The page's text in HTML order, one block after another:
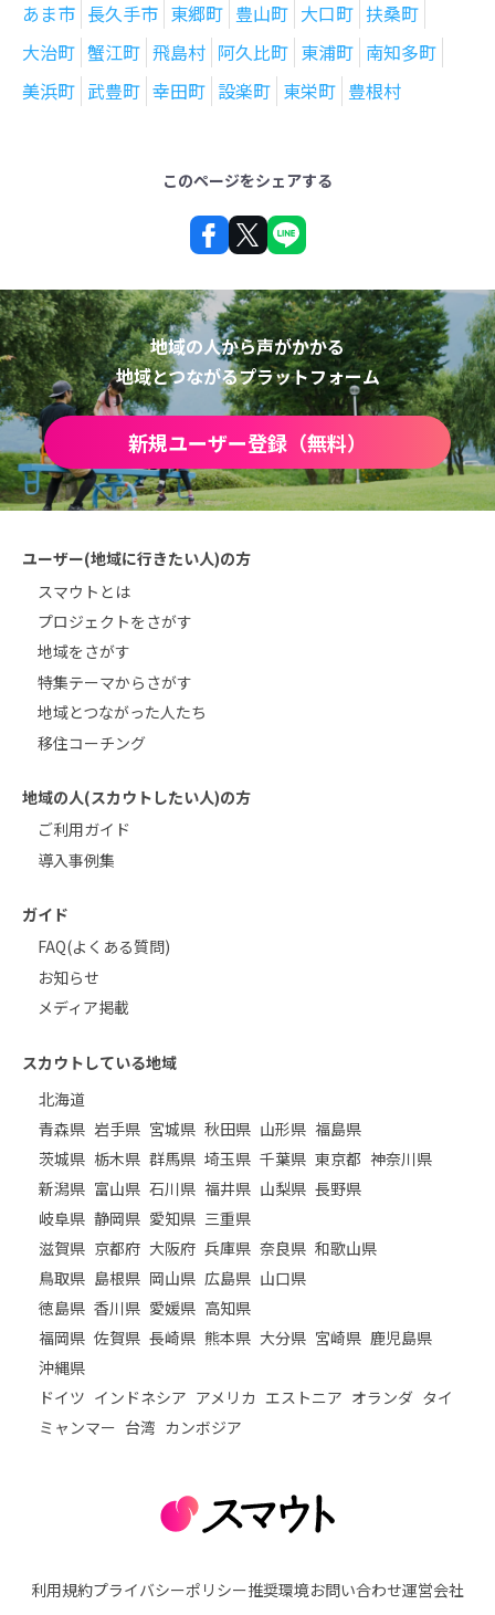
あま市 長久手市 東郷町 豊山町 大口町 扶桑町
大治町 蟹江町 飛島村 阿久比町 東浦町 南知多町
美浜町 武豊町 幸田町 設楽町 東栄町 豊根村
このページをシェアする
地域の人から声がかかる
地域とつながるプラットフォーム
新規ユーザー登録（無料）
ユーザー(地域に行きたい人)の方
スマウトとは
プロジェクトをさがす
地域をさがす
特集テーマからさがす
地域とつながった人たち
移住コーチング
地域の人(スカウトしたい人)の方
ご利用ガイド
導入事例集
ガイド
FAQ(よくある質問)
お知らせ
メディア掲載
スカウトしている地域
北海道
青森県 岩手県 宮城県 秋田県 山形県 福島県
茨城県 栃木県 群馬県 埼玉県 千葉県 東京都 神奈川県
新潟県 富山県 石川県 福井県 山梨県 長野県
岐阜県 静岡県 愛知県 三重県
滋賀県 京都府 大阪府 兵庫県 奈良県 和歌山県
鳥取県 島根県 岡山県 広島県 山口県
徳島県 香川県 愛媛県 高知県
福岡県 佐賀県 長崎県 熊本県 大分県 宮崎県 鹿児島県
沖縄県
ドイツ インドネシア アメリカ エストニア オランダ タイ
ミャンマー 台湾 カンボジア
利用規約プライバシーポリシー推奨環境お問い合わせ運営会社